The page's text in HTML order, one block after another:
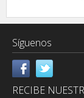
Síguenos
RECIBE